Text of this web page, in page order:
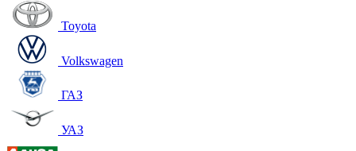
Toyota
Volkswagen
ГАЗ
УАЗ